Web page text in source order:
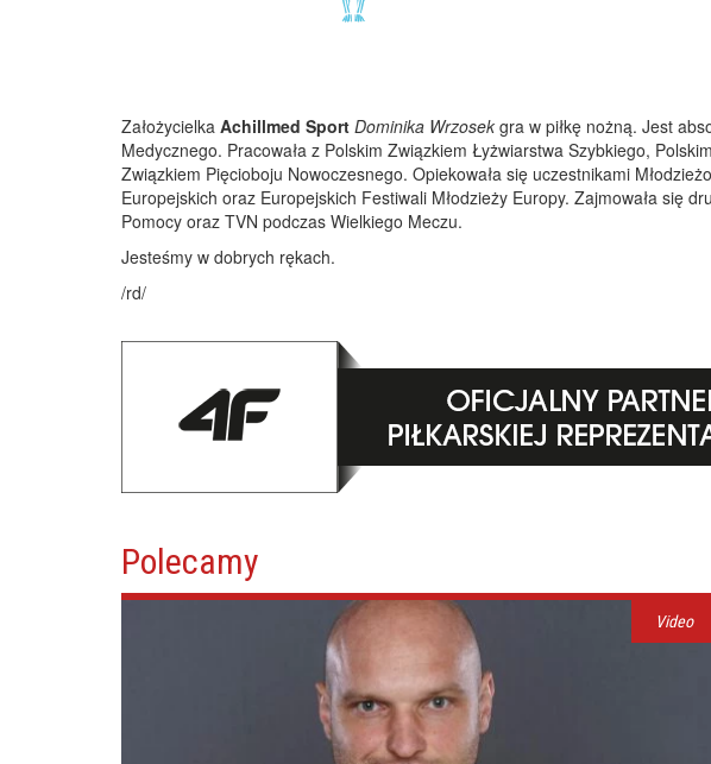
Założycielka Achillmed Sport Dominika Wrzosek gra w piłkę nożną. Jest a
Medycznego. Pracowała z Polskim Związkiem Łyżwiarstwa Szybkiego,
Związkiem Pięcioboju Nowoczesnego. Opiekowała się uczestnikami
Europejskich oraz Europejskich Festiwali Młodzieży Europy. Zajmowała się
Pomocy oraz TVN podczas Wielkiego Meczu.
Jesteśmy w dobrych rękach.
/rd/
Polecamy
Video